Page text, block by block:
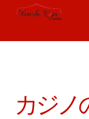
カジノ